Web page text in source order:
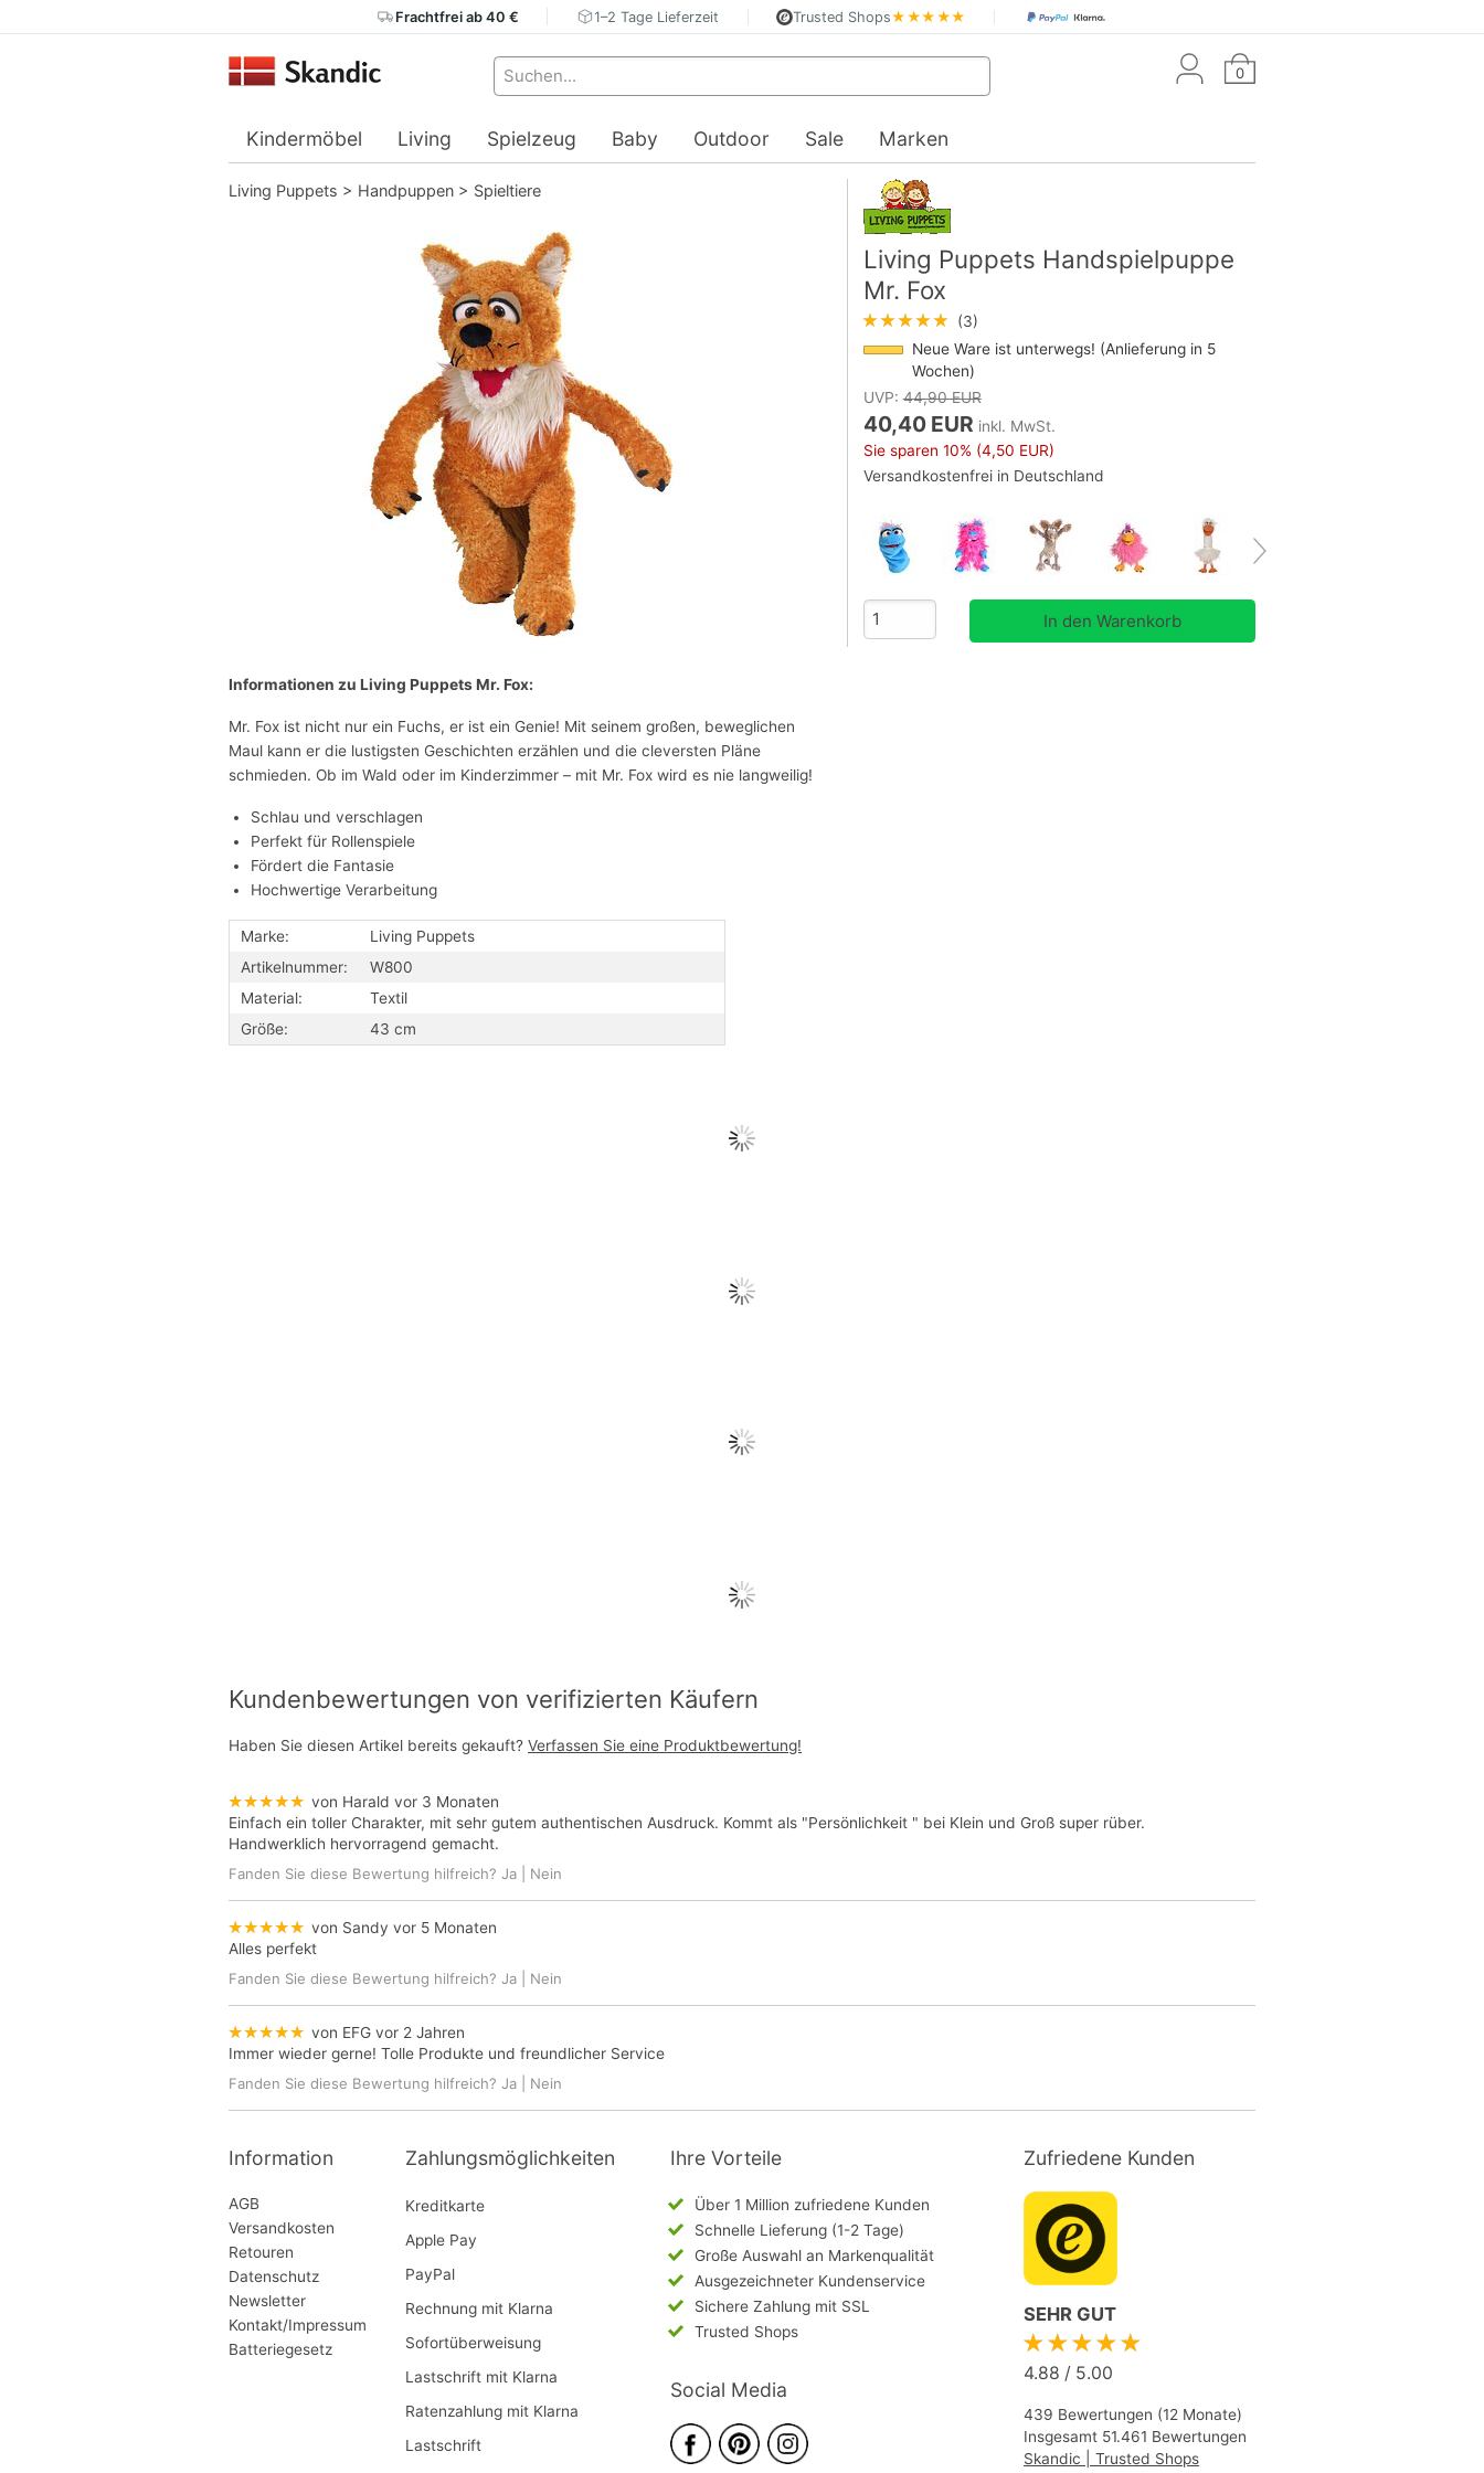
Frachtfrei ab 40 € 1–2 Tage Lieferzeit Trusted Shops★★★★★
0
Kindermöbel Living Spielzeug Baby Outdoor Sale Marken
Living Puppets > Handpuppen > Spieltiere
Living Puppets Handspielpuppe
Mr. Fox
★★★★★
(3)
Neue Ware ist unterwegs! (Anlieferung in 5
Wochen)
UVP:44,90 EUR
40,40 EUR inkl. MwSt.
Sie sparen 10% (4,50 EUR)
Versandkostenfrei in Deutschland
Informationen zu Living Puppets Mr. Fox:
Mr. Fox ist nicht nur ein Fuchs, er ist ein Genie! Mit seinem großen, beweglichen
Maul kann er die lustigsten Geschichten erzählen und die cleversten Pläne
schmieden. Ob im Wald oder im Kinderzimmer – mit Mr. Fox wird es nie langweilig!
Schlau und verschlagen
Perfekt für Rollenspiele
Fördert die Fantasie
Hochwertige Verarbeitung
Marke:
Living Puppets
Artikelnummer:
W800
Material:
Textil
Größe:
43 cm
Kundenbewertungen von verifizierten Käufern
Haben Sie diesen Artikel bereits gekauft? Verfassen Sie eine Produktbewertung!
★★★★★ von Harald vor 3 Monaten
Einfach ein toller Charakter, mit sehr gutem authentischen Ausdruck. Kommt als "Persönlichkeit " bei Klein und Groß super rüber.
Handwerklich hervorragend gemacht.
Fanden Sie diese Bewertung hilfreich? Ja Nein
★★★★★ von Sandy vor 5 Monaten
Alles perfekt
Fanden Sie diese Bewertung hilfreich? Ja Nein
★★★★★ von EFG vor 2 Jahren
Immer wieder gerne! Tolle Produkte und freundlicher Service
Fanden Sie diese Bewertung hilfreich? Ja Nein
Information
AGB
Versandkosten
Retouren
Datenschutz
Newsletter
Kontakt/Impressum
Batteriegesetz
Zahlungsmöglichkeiten
Kreditkarte
Apple Pay
PayPal
Rechnung mit Klarna
Sofortüberweisung
Lastschrift mit Klarna
Ratenzahlung mit Klarna
Lastschrift
Ihre Vorteile
Über 1 Million zufriedene Kunden
Schnelle Lieferung (1-2 Tage)
Große Auswahl an Markenqualität
Ausgezeichneter Kundenservice
Sichere Zahlung mit SSL
Trusted Shops
Social Media
Zufriedene Kunden
SEHR GUT
★★★★★
4.88 / 5.00
439 Bewertungen (12 Monate)
Insgesamt 51.461 Bewertungen
Skandic | Trusted Shops